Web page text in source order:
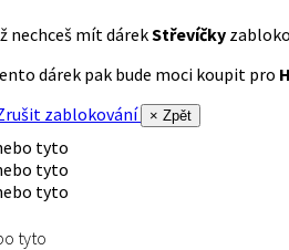
nechceš mít dárekStřevíčky
dárek pak bude moci koupit pro
zablokování
× Zpět
tyto